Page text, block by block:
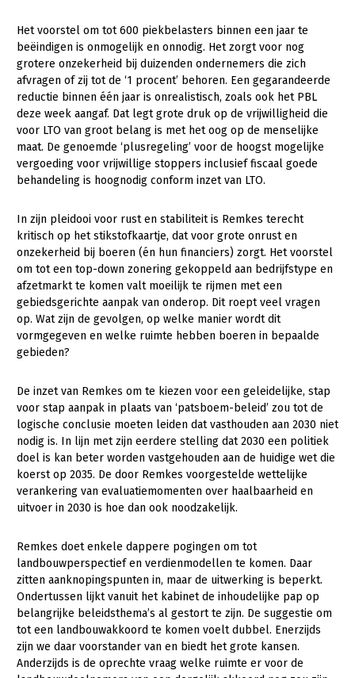
Varkenshouderij
Vleesveehouderij
Plant
Akkerbouw
Biologische Landbouw
Bollenteelt
Bomen, vaste planten en zomerbloemen
Fruitteelt
Glastuinbouw
Paddenstoelen
Vollegrondsgroente
Multifunctionele landbouw
Multifunctioneel
Vrouw en Bedrijf
Onderwerpen
Nieuws
Webinars
Over LTO
LTO Nederland
Mensen
Bestuur en Directie
Jaarverslag 2023
Het voorstel om tot 600 piekbelasters binnen een jaar te
beëindigen is onmogelijk en onnodig. Het zorgt voor nog
grotere onzekerheid bij duizenden ondernemers die zich
afvragen of zij tot de ‘1 procent’ behoren. Een gegarandeerde
reductie binnen één jaar is onrealistisch, zoals ook het PBL
deze week aangaf. Dat legt grote druk op de vrijwilligheid die
voor LTO van groot belang is met het oog op de menselijke
maat. De genoemde ‘plusregeling’ voor de hoogst mogelijke
vergoeding voor vrijwillige stoppers inclusief fiscaal goede
behandeling is hoognodig conform inzet van LTO.
In zijn pleidooi voor rust en stabiliteit is Remkes terecht
kritisch op het stikstofkaartje, dat voor grote onrust en
onzekerheid bij boeren (én hun financiers) zorgt. Het voorstel
om tot een top-down zonering gekoppeld aan bedrijfstype en
afzetmarkt te komen valt moeilijk te rijmen met een
gebiedsgerichte aanpak van onderop. Dit roept veel vragen
op. Wat zijn de gevolgen, op welke manier wordt dit
vormgegeven en welke ruimte hebben boeren in bepaalde
gebieden?
De inzet van Remkes om te kiezen voor een geleidelijke, stap
voor stap aanpak in plaats van ‘patsboem-beleid’ zou tot de
logische conclusie moeten leiden dat vasthouden aan 2030 niet
nodig is. In lijn met zijn eerdere stelling dat 2030 een politiek
doel is kan beter worden vastgehouden aan de huidige wet die
koerst op 2035. De door Remkes voorgestelde wettelijke
verankering van evaluatiemomenten over haalbaarheid en
uitvoer in 2030 is hoe dan ook noodzakelijk.
Remkes doet enkele dappere pogingen om tot
landbouwperspectief en verdienmodellen te komen. Daar
zitten aanknopingspunten in, maar de uitwerking is beperkt.
Ondertussen lijkt vanuit het kabinet de inhoudelijke pap op
belangrijke beleidsthema’s al gestort te zijn. De suggestie om
tot een landbouwakkoord te komen voelt dubbel. Enerzijds
zijn we daar voorstander van en biedt het grote kansen.
Anderzijds is de oprechte vraag welke ruimte er voor de